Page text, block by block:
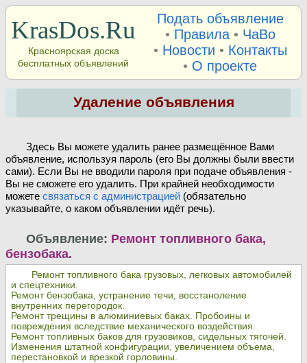
KrasDos.Ru
Красноярская доска
бесплатных объявлений
Подать объявление
• Правила• ЧаВо
• Новости • Контакты
• О проекте
Удаление объявления
Здесь Вы можете удалить ранее размещённое Вами
объявление, используя пароль (его Вы должны были ввести
сами). Если Вы не вводили пароля при подаче объявления -
Вы не сможете его удалить. При крайней необходимости
можете связаться с администрацией(обязательно
указывайте, о каком объявлении идёт речь).
Объявление: Ремонт топливного бака,
бензобака.
Ремонт топливного бака грузовых, легковых автомобилей
и спецтехники.
Ремонт бензобака, устранение течи, восстаноление
внутренних перегородок.
Ремонт трещины в алюминиевых баках. Пробоины и
повреждения вследствие механического воздействия.
Ремонт топливных баков для грузовиков, сидельных тягочей.
Изменения штатной конфигурации, увеличением объема,
перестановкой и врезкой горловины.